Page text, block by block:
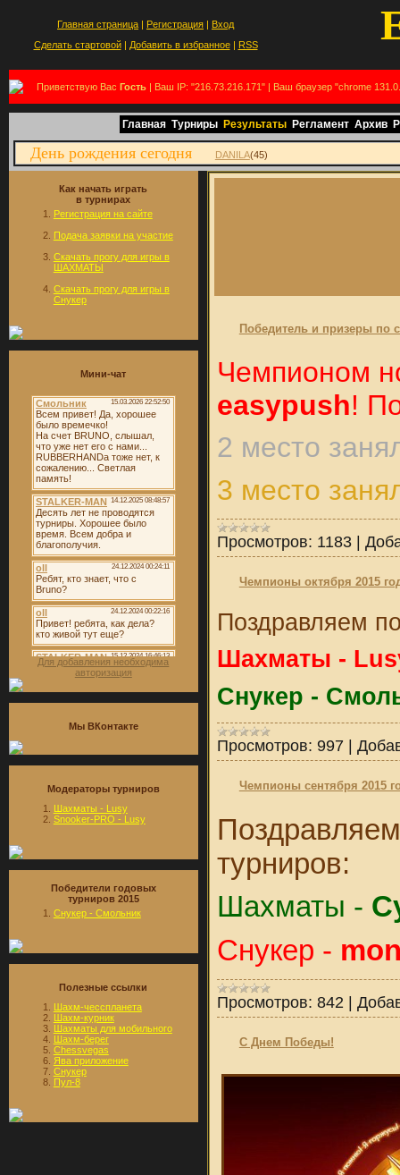
Главная страница | Регистрация | Вход
Сделать стартовой| Добавить в избранное| RSS
Приветствую Вас Гость| Ваш IP: "216.73.216.171" | Ваш браузер "chrome
Главная Турниры Результаты Регламент Архив
День рождения сегодня DANILA(45)
Как начать играть
в турнирах
Регистрация на сайте
Подача заявки на участие
Скачать прогу для игры в
ШАХМАТЫ
Скачать прогу для игры в
Снукер
Мини-чат
Для добавления необходима
авторизация
Мы ВКонтакте
Модераторы турниров
Шахматы - Lusy
Snooker-PRO - Lusy
Победители годовых
турниров 2015
Снукер - Смольник
Полезные ссылки
Шахм-чесспланета
Шахм-курник
Шахматы для мобильного
Шахм-берег
Chessvegas
Ява приложение
Снукер
Пул-8
Победитель и призеры по
Чемпионом
easypush!
2 место
3 место
Просмотров: 1183 |
Чемпионы октября 2015
Поздравляем
Шахматы -
Снукер -
Просмотров: 997 |
Чемпионы сентября 2015
турниров:
Шахматы -
Снукер -
Просмотров: 842 |
C Днем Победы!